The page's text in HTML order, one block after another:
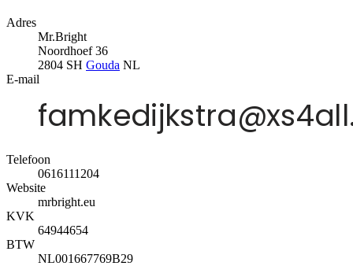
Adres
Mr.Bright
Noordhoef 36
2804 SH Gouda NL
E-mail
Telefoon
0616111204
Website
mrbright.eu
KVK
64944654
BTW
NL001667769B29